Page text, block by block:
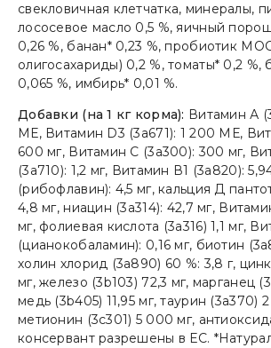
свекловичная клетчатка, минералы,
лососевое масло 0,5 %, яичный
0,26 %, банан* 0,23 %, пробиотик
олигосахариды) 0,2 %, томаты* 0,2
0,065 %, имбирь* 0,01 %.
Добавки (на 1 кг корма): Витамин А
МЕ, Витамин D3 (3а671): 1 200 МЕ,
600 мг, Витамин С (3а300): 300 мг,
(3а710): 1,2 мг, Витамин В1 (3а820):
(рибофлавин): 4,5 мг, кальция Д
4,8 мг, ниацин (3а314): 42,7 мг,
мг, фолиевая кислота (3а316) 1,1 мг,
(цианокобаламин): 0,16 мг, биотин
холин хлорид (3а890) 60 %: 3,8 г,
мг, железо (3b103) 72,3 мг, марганец
медь (3b405) 11,95 мг, таурин (3a370)
метионин (3c301) 5 000 мг,
консервант разрешены в ЕС.